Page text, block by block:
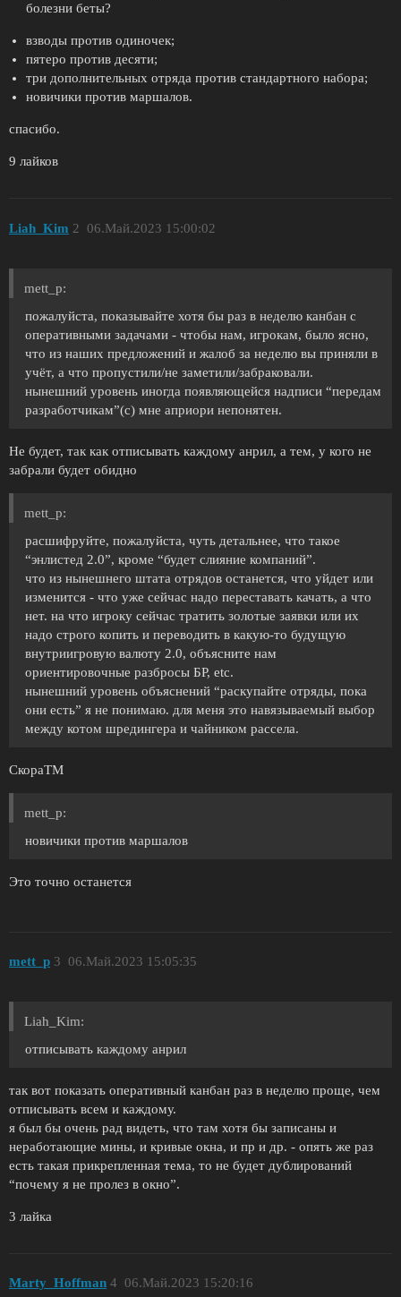
болезни беты?
взводы против одиночек;
пятеро против десяти;
три дополнительных отряда против стандартного набора;
новичики против маршалов.
спасибо.
9 лайков
Liah_Kim 06.Май.2023 15:00:02
2
mett_p:
пожалуйста, показывайте хотя бы раз в неделю канбан с
оперативными задачами - чтобы нам, игрокам, было ясно,
что из наших предложений и жалоб за неделю вы приняли в
учёт, а что пропустили/не заметили/забраковали.
нынешний уровень иногда появляющейся надписи “передам
разработчикам”(с) мне априори непонятен.
Не будет, так как отписывать каждому анрил, а тем, у кого не
забрали будет обидно
mett_p:
расшифруйте, пожалуйста, чуть детальнее, что такое
“энлистед 2.0”, кроме “будет слияние компаний”.
что из нынешнего штата отрядов останется, что уйдет или
изменится - что уже сейчас надо переставать качать, а что
нет. на что игроку сейчас тратить золотые заявки или их
надо строго копить и переводить в какую-то будущую
внутриигровую валюту 2.0, объясните нам
ориентировочные разбросы БР, etc.
нынешний уровень объяснений “раскупайте отряды, пока
они есть” я не понимаю. для меня это навязываемый выбор
между котом шредингера и чайником рассела.
СкораТМ
mett_p:
новичики против маршалов
Это точно останется
mett_p 06.Май.2023 15:05:35
3
Liah_Kim:
отписывать каждому анрил
так вот показать оперативный канбан раз в неделю проще, чем
отписывать всем и каждому.
я был бы очень рад видеть, что там хотя бы записаны и
неработающие мины, и кривые окна, и пр и др. - опять же раз
есть такая прикрепленная тема, то не будет дублирований
“почему я не пролез в окно”.
3 лайка
Marty_Hoffman 06.Май.2023 15:20:16
4